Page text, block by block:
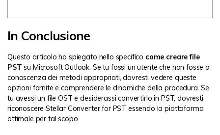
In Conclusione
Questo articolo ha spiegato nello specifico come creare file
PST su Microsoft Outlook. Se tu fossi un utente che non fosse a
conoscenza dei metodi appropriati, dovresti vedere queste
opzioni fornite e comprendere le dinamiche della procedura. Se
tu avessi un file OST e desiderassi convertirlo in PST, dovresti
riconoscere Stellar Converter for PST essendo la piattaforma
ottimale per tal scopo.